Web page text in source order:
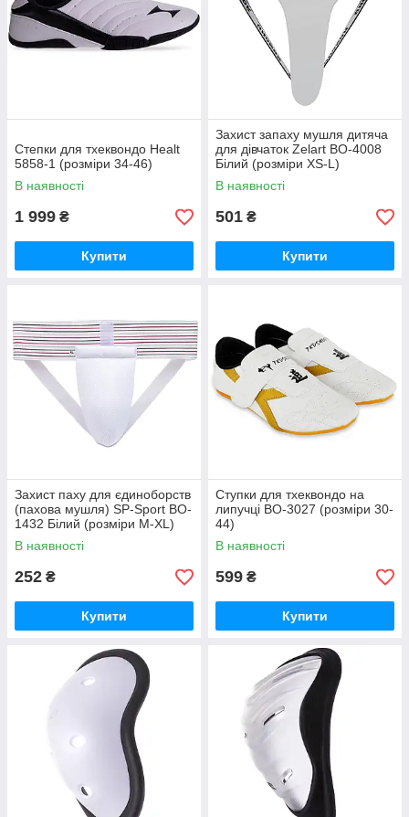
Степки для тхеквондо Healt
5858-1 (розміри 34-46)
В наявності
1 999 ₴
Купити
Захист запаху мушля дитяча
для дівчаток Zelart BO-4008
Білий (розміри XS-L)
В наявності
501 ₴
Купити
Захист паху для єдиноборств
(пахова мушля) SP-Sport BO-
1432 Білий (розміри М-XL)
В наявності
252 ₴
Купити
Ступки для тхеквондо на
липучці BO-3027 (розміри 30-
44)
В наявності
599 ₴
Купити